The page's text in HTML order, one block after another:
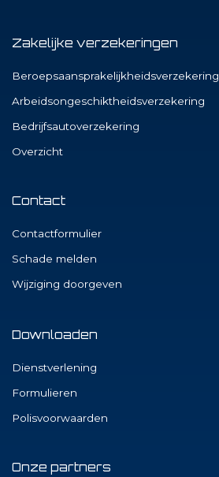
Zakelijke verzekeringen
Beroepsaansprakelijkheidsverzekering
Arbeidsongeschiktheidsverzekering
Bedrijfsautoverzekering
Overzicht
Contact
Contactformulier
Schade melden
Wijziging doorgeven
Downloaden
Dienstverlening
Formulieren
Polisvoorwaarden
Onze partners